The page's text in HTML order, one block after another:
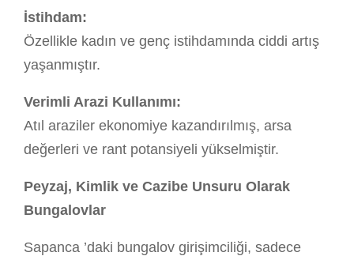
İstihdam:
Özellikle kadın ve genç istihdamında ciddi artış
yaşanmıştır.
Verimli Arazi Kullanımı:
Atıl araziler ekonomiye kazandırılmış, arsa
değerleri ve rant potansiyeli yükselmiştir.
Peyzaj, Kimlik ve Cazibe Unsuru Olarak
Bungalovlar
Sapanca ’daki bungalov girişimciliği, sadece